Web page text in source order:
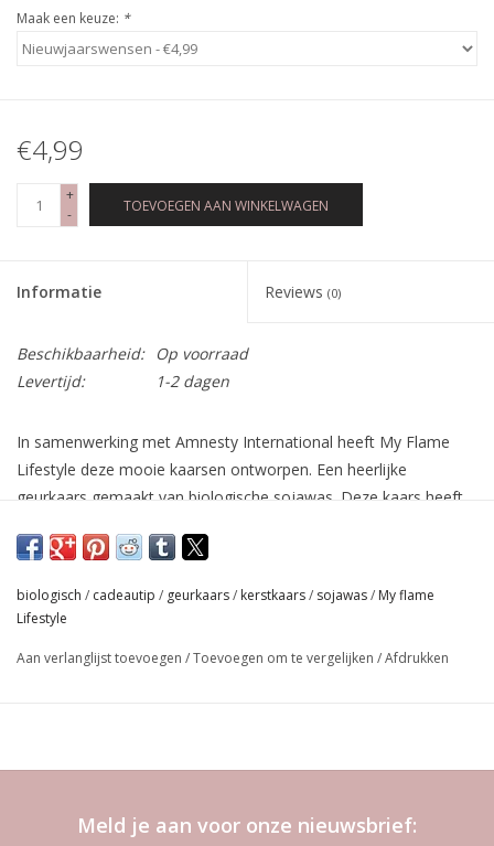
Maak een keuze: *
€4,99
+
-
TOEVOEGEN AAN WINKELWAGEN
Informatie Reviews (0)
Beschikbaarheid:
Op voorraad
Levertijd:
1-2 dagen
In samenwerking met Amnesty International heeft My Flame
Lifestyle deze mooie kaarsen ontworpen. Een heerlijke
geurkaars gemaakt van biologische sojawas. Deze kaars heeft
40 mm.
doneert 10% van de omzet aan Amnesty International.
- Tot 45% langere brandtijd
biologisch / cadeautip / geurkaars/ kerstkaars/ sojawas/ My flame
Lifestyle
Aan verlanglijst toevoegen /Toevoegen om te vergelijken /Afdrukken
Meld je aan voor onze nieuwsbrief: